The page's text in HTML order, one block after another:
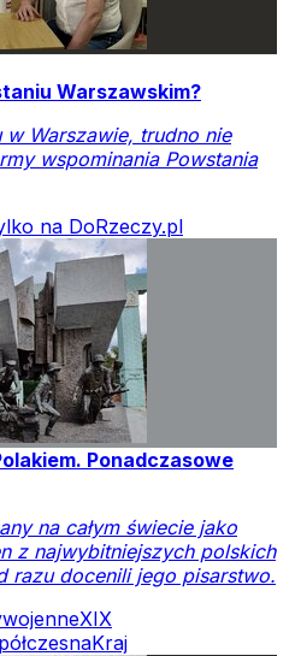
Warszawskim?
Warszawie, trudno nie
wspominania Powstania
na DoRzeczy.pl
Ponadczasowe
na całym świecie jako
z najwybitniejszych polskich
razu docenili jego pisarstwo.
XIX
Kraj